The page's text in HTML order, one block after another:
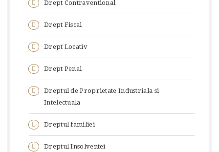
Drept Contraventional
Drept Fiscal
Drept Locativ
Drept Penal
Dreptul de Proprietate Industriala si
Intelectuala
Dreptul familiei
Dreptul Insolventei